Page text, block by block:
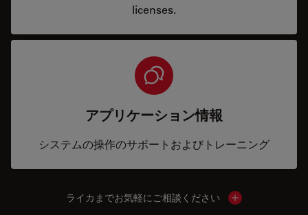
licenses.
アプリケーション情報
システムの操作のサポートおよびトレーニング
ライカまでお気軽にご相談ください Show local